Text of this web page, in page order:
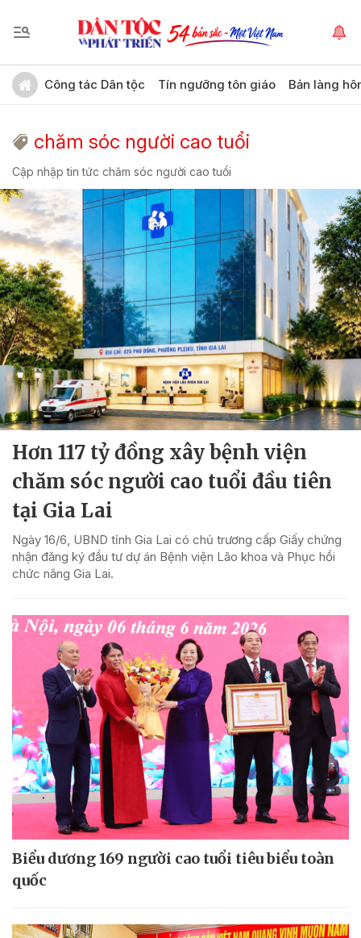
Công tác Dân tộc Tín ngưỡng tôn giáo Bản làng
chăm sóc người cao tuổi
Cập nhập tin tức chăm sóc người cao tuổi
Hơn 117 tỷ đồng xây bệnh viện
chăm sóc người cao tuổi đầu tiên
tại Gia Lai
Ngày 16/6, UBND tỉnh Gia Lai có chủ trương cấp Giấy chứng
nhận đăng ký đầu tư dự án Bệnh viện Lão khoa và Phục hồi
chức năng Gia Lai.
Biểu dương 169 người cao tuổi tiêu biểu toàn
quốc